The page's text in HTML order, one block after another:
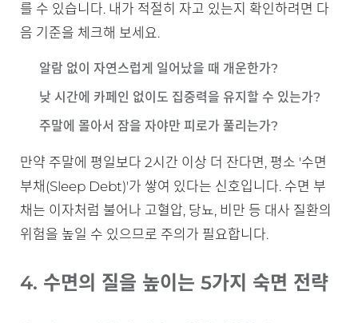
를 수 있습니다. 내가 적절히 자고 있는지 확인하려면 다
음 기준을 체크해 보세요.
알람 없이 자연스럽게 일어났을 때 개운한가?
낮 시간에 카페인 없이도 집중력을 유지할 수 있는가?
주말에 몰아서 잠을 자야만 피로가 풀리는가?
만약 주말에 평일보다 2시간 이상 더 잔다면, 평소 '수면
부채(Sleep Debt)'가 쌓여 있다는 신호입니다. 수면 부
채는 이자처럼 불어나 고혈압, 당뇨, 비만 등 대사 질환의
위험을 높일 수 있으므로 주의가 필요합니다.
4. 수면의 질을 높이는 5가지 숙면 전략